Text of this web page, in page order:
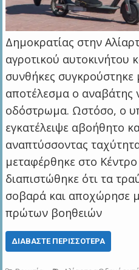
Δημοκρατίας στην
αγροτικού αυτοκινήτου
συνθήκες συγκρούστηκε
αποτέλεσμα ο αναβάτης
οδόστρωμα. Ωστόσο, ο
εγκατέλειψε αβοήθητο
αναπτύσσοντας
μεταφέρθηκε στο
διαπιστώθηκε ότι τα
σοβαρά και αποχώρησε
πρώτων βοηθειών
ΔΙΑΒΆΣΤΕ ΠΕΡΙΣΣΌΤΕΡΑ